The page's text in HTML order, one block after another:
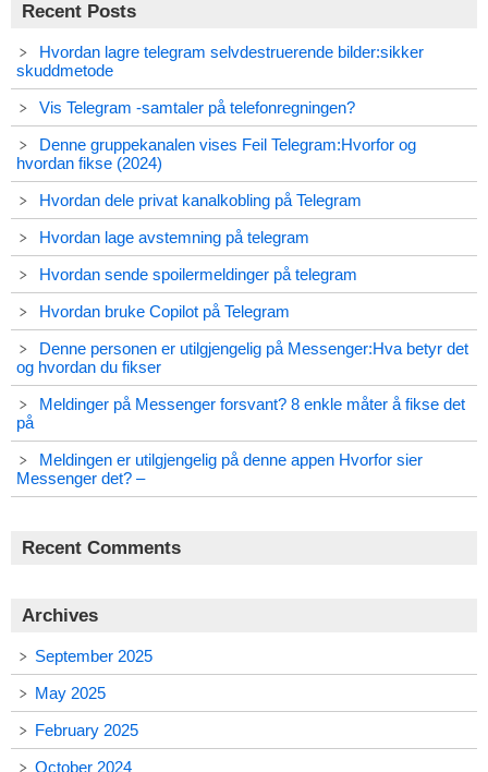
Recent Posts
Hvordan lagre telegram selvdestruerende bilder:sikker
skuddmetode
Vis Telegram -samtaler på telefonregningen?
Denne gruppekanalen vises Feil Telegram:Hvorfor og
hvordan fikse (2024)
Hvordan dele privat kanalkobling på Telegram
Hvordan lage avstemning på telegram
Hvordan sende spoilermeldinger på telegram
Hvordan bruke Copilot på Telegram
Denne personen er utilgjengelig på Messenger:Hva betyr det
og hvordan du fikser
Meldinger på Messenger forsvant? 8 enkle måter å fikse det
på
Meldingen er utilgjengelig på denne appen Hvorfor sier
Messenger det? –
Recent Comments
Archives
September 2025
May 2025
February 2025
October 2024